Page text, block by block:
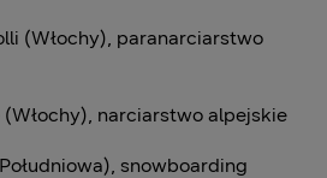
(Włochy), paranarciarstwo
narciarstwo alpejskie
snowboarding